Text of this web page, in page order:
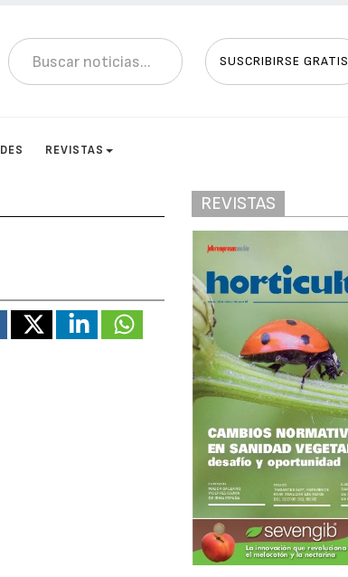
SUSCRIBIRSE GRATIS
REVISTAS
REVISTAS